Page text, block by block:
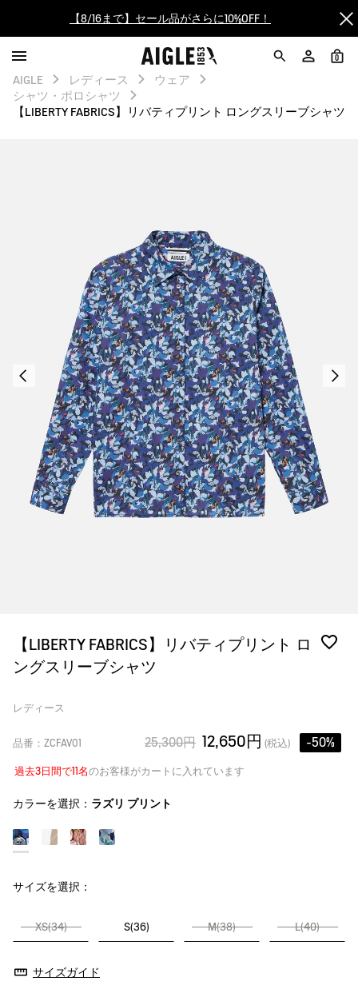
【最大50%OFF】FINAL SALEがスタート！
ログイン/会員登録で送料＆返品無料
AIGLE CLUB ポイントサービス終了のお知らせ
AIGLE CLUB ポイントサービス終了のお知らせ
0
AIGLE レディース
ウェア
シャツ・ポロシャツ
【LIBERTY FABRICS】リバティプリント ロングスリーブシャツ
【LIBERTY FABRICS】リバティプリント ロ
ングスリーブシャツ
レディース
品番：ZCFAV01 25,300円 12,650円 (税込) -50%
過去3日間で11名のお客様がカートに入れています
カラーを選択： ラズリ プリント
サイズを選択：
XS(34) S(36) M(38) L(40)
サイズガイド